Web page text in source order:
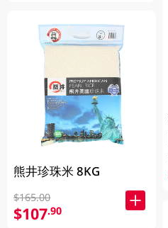
熊井珍珠米 8KG
$165.00
$107.90